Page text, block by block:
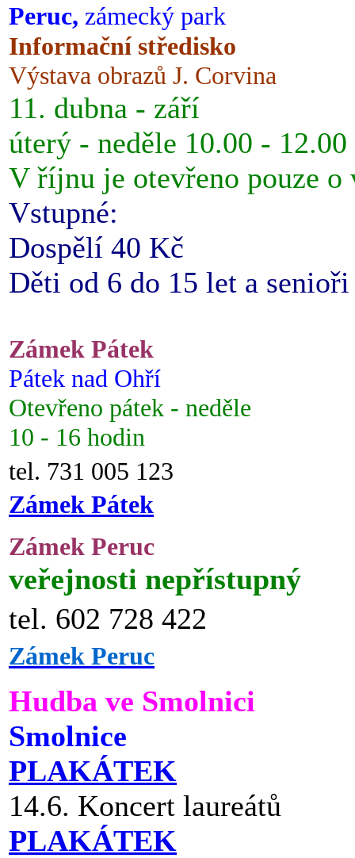
Peruc, zámecký park
Informační středisko
Výstava obrazů J. Corvina
11. dubna - září
úterý - neděle 10.00 -
V říjnu je otevřeno pouze o
Vstupné:
Dospělí 40 Kč
Děti od 6 do 15 let a
Zámek Pátek
Pátek nad Ohří
Otevřeno pátek - neděle
10 - 16 hodin
tel. 731 005 123
Zámek Pátek
Zámek Peruc
veřejnosti nepřístupný
tel. 602 728 422
Zámek Peruc
Hudba ve Smolnici
Smolnice
PLAKÁTEK
14.6. Koncert laureátů
PLAKÁTEK